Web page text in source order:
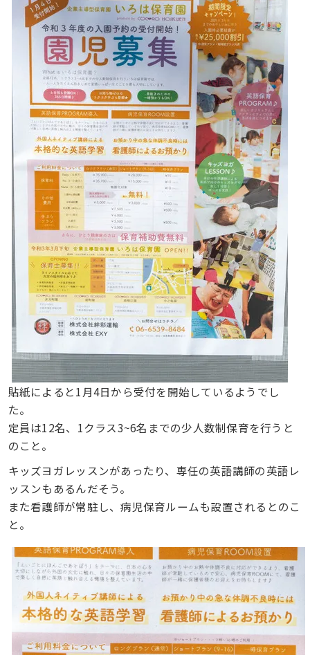
貼紙によると1月4日から受付を開始しているようでし
た。
定員は12名、1クラス3~6名までの少人数制保育を行うと
のこと。
キッズヨガレッスンがあったり、専任の英語講師の英語レ
ッスンもあるんだそう。
また看護師が常駐し、病児保育ルームも設置されるとのこ
と。